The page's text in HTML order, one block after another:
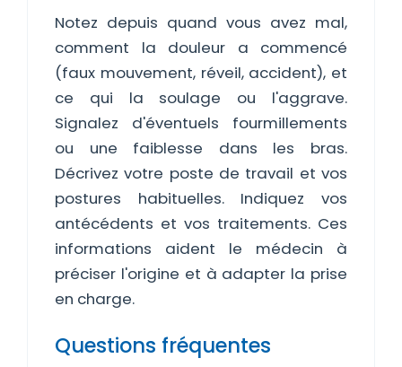
Notez depuis quand vous avez mal,
comment la douleur a commencé
(faux mouvement, réveil, accident), et
ce qui la soulage ou l'aggrave.
Signalez d'éventuels fourmillements
ou une faiblesse dans les bras.
Décrivez votre poste de travail et vos
postures habituelles. Indiquez vos
antécédents et vos traitements. Ces
informations aident le médecin à
préciser l'origine et à adapter la prise
en charge.
Questions fréquentes